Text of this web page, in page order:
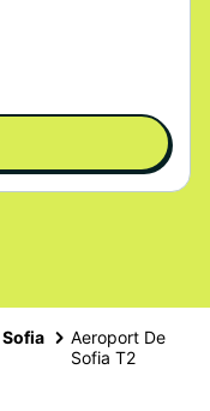
Sofia
Aeroport De
Sofia T2